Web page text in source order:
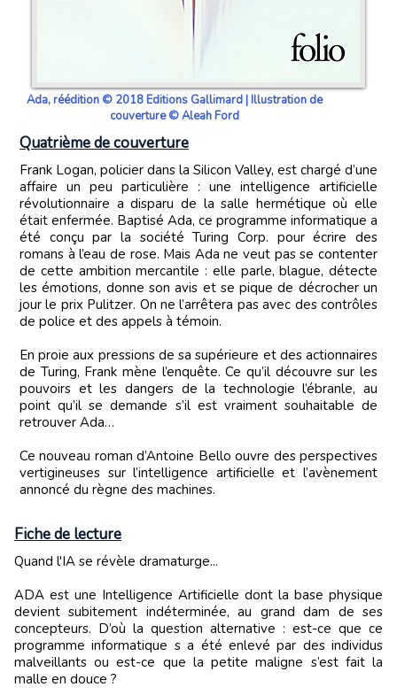
Ada, réédition © 2018 Editions Gallimard | Illustration de
couverture © Aleah Ford
Quatrième de couverture
Frank Logan, policier dans la Silicon Valley, est chargé d’une
affaire un peu particulière : une intelligence artificielle
révolutionnaire a disparu de la salle hermétique où elle
était enfermée. Baptisé Ada, ce programme informatique a
été conçu par la société Turing Corp. pour écrire des
romans à l’eau de rose. Mais Ada ne veut pas se contenter
de cette ambition mercantile : elle parle, blague, détecte
les émotions, donne son avis et se pique de décrocher un
jour le prix Pulitzer. On ne l’arrêtera pas avec des contrôles
de police et des appels à témoin.
En proie aux pressions de sa supérieure et des actionnaires
de Turing, Frank mène l’enquête. Ce qu’il découvre sur les
pouvoirs et les dangers de la technologie l’ébranle, au
point qu’il se demande s’il est vraiment souhaitable de
retrouver Ada…
Ce nouveau roman d’Antoine Bello ouvre des perspectives
vertigineuses sur l’intelligence artificielle et l’avènement
annoncé du règne des machines.
Fiche de lecture
Quand l'IA se révèle dramaturge...
ADA est une Intelligence Artificielle dont la base physique
devient subitement indéterminée, au grand dam de ses
concepteurs. D’où la question alternative : est-ce que ce
programme informatique s a été enlevé par des individus
malveillants ou est-ce que la petite maligne s’est fait la
malle en douce ?